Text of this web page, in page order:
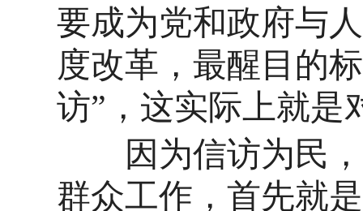
要成为党和政府与
度改革，最醒目的
访”，这实际上就是
因为信访为民，
群众工作，首先就